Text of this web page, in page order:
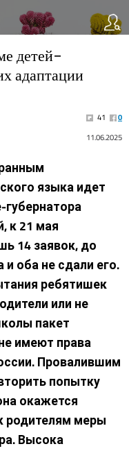
детей-
адаптации
41
0
11.06.2025
языка идет
к 21 мая
14 заявок, до
оба не сдали его.
ребятишек
или не
пакет
имеют права
Провалившим
попытку
окажется
родителям меры
Высока